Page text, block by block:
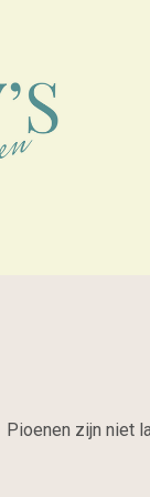
Pioenen zijn niet